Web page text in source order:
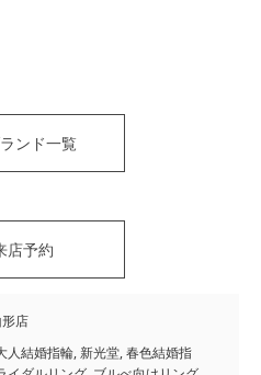
ンド一覧
店予約
店
人結婚指輪,新光堂,春色結婚指